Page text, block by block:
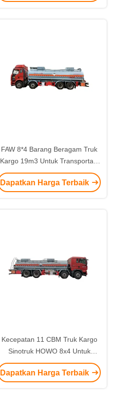
FAW 8*4 Barang Beragam Truk
Kargo 19m3 Untuk Transportasi
36000Kg Total berat
Dapatkan Harga Terbaik
Kecepatan 11 CBM Truk Kargo
Sinotruk HOWO 8x4 Untuk
Pengangkutan Barang Korosif
Dapatkan Harga Terbaik